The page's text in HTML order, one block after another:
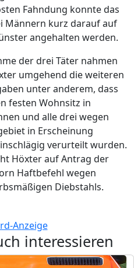
Fahndung konnte das
Männern kurz darauf auf
angehalten werden.
der drei Täter nahmen
umgehend die weiteren
unter anderem, dass
festen Wohnsitz in
und alle drei wegen
in Erscheinung
verurteilt wurden.
Höxter auf Antrag der
Haftbefehl wegen
Diebstahls.
interessieren